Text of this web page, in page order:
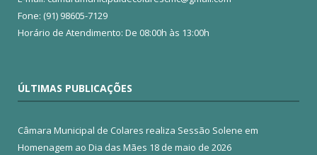
Fone: (91) 98605-7129
Horário de Atendimento: De 08:00h às 13:00h
ÚLTIMAS PUBLICAÇÕES
Câmara Municipal de Colares realiza Sessão Solene em
Homenagem ao Dia das Mães 18 de maio de 2026